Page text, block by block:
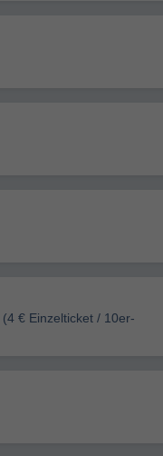
€ Einzelticket / 10er-